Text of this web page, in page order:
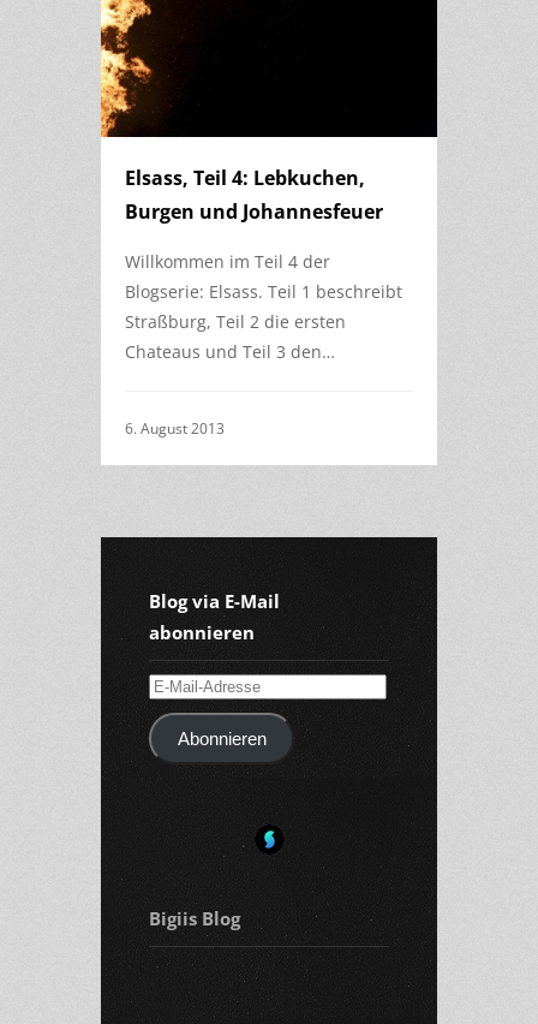
Elsass, Teil 4: Lebkuchen,
Burgen und Johannesfeuer
Willkommen im Teil 4 der
Blogserie: Elsass. Teil 1 beschreibt
Straßburg, Teil 2 die ersten
Chateaus und Teil 3 den…
6. August 2013
Blog via E-Mail
abonnieren
E-
Mail-
AdresseAbonnieren
Bigiis Blog